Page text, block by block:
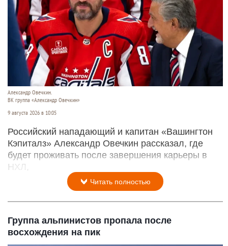
Александр Овечкин.
ВК группа «Александр Овечкин»
9 августа 2026 в 10:05
Российский нападающий и капитан «Вашингтон
Кэпиталз» Александр Овечкин рассказал, где
будет проживать после завершения карьеры в
НХЛ,
Читать полностью
Группа альпинистов пропала после
восхождения на пик